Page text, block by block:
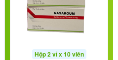
Hộp 2 vỉ x 10 viên